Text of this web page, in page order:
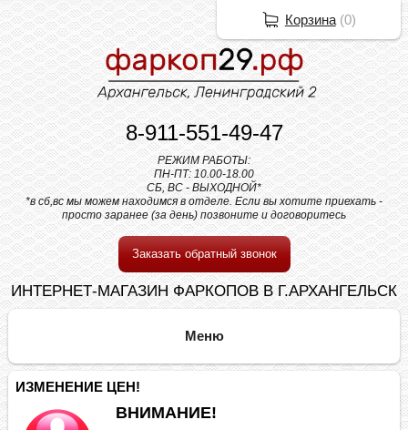
8-911-551-49-47
РЕЖИМ РАБОТЫ:
ПН-ПТ: 10.00-18.00
СБ, ВС - ВЫХОДНОЙ*
*в сб,вс мы можем находимся в отделе. Если вы хотите приехать -
просто заранее (за день) позвоните и договоритесь
Заказать обратный звонок
ИНТЕРНЕТ-МАГАЗИН ФАРКОПОВ В Г.АРХАНГЕЛЬСК
ИЗМЕНЕНИЕ ЦЕН!
ВНИМАНИЕ!
Корзина(0)